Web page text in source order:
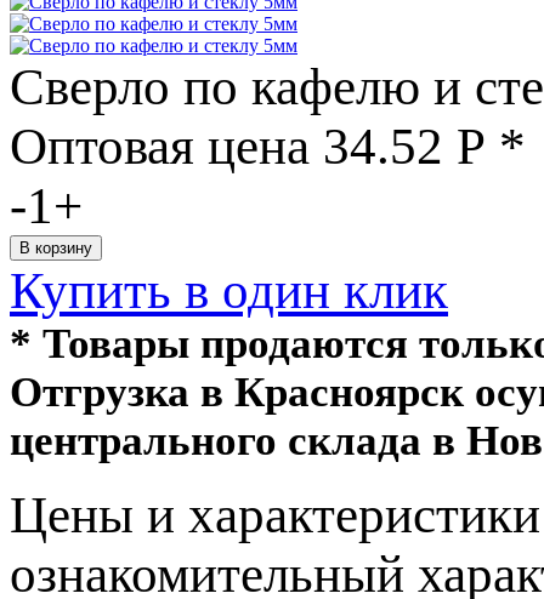
Сверло по кафелю и
Оптовая цена 34.52 Р *
-1+
Купить в один клик
* Товары продаются
Отгрузка в Красноярск
центрального склада в
Цeны и
ознакомительный